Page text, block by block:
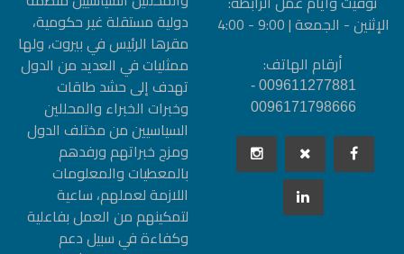
الإثنين - الجمعة | 9:00 - 4:00
أرقام الهاتف:
009611277881 -
0096171798666
دولیة مستقلة غیر حكومیة،
مقرها الرئيس في بيروت، ولها
ممثليات في العديد من الدول
تهدف إلى حشد طاقات
وخبرات الخبراء والمحللين
السياسيين من مختلف الدول
ومزج خبراتهم ورفدهم
بالمعطيات والمعلومات
اللازمة لعملهم، ساعية
لتمكينهم من العمل بفاعلية
وكفاءة في سبيل دعم